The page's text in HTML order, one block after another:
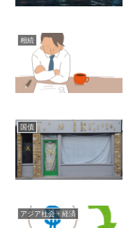
相続
国債
アジア社会・経済